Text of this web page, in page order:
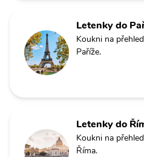
Letenky do
Koukni na
Paříže.
Letenky do
Koukni na
Říma.